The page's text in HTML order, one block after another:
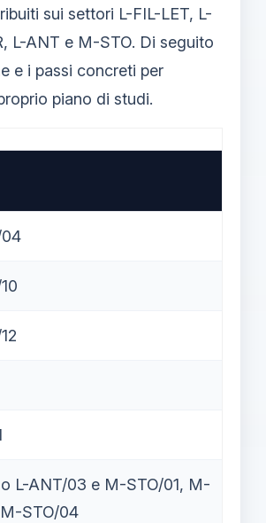
sui settori L-FIL-LET, L-
L-ANT e M-STO. Di seguito
e i passi concreti per
piano di studi.
04
L-ANT/03 e M-STO/01, M-
STO/04